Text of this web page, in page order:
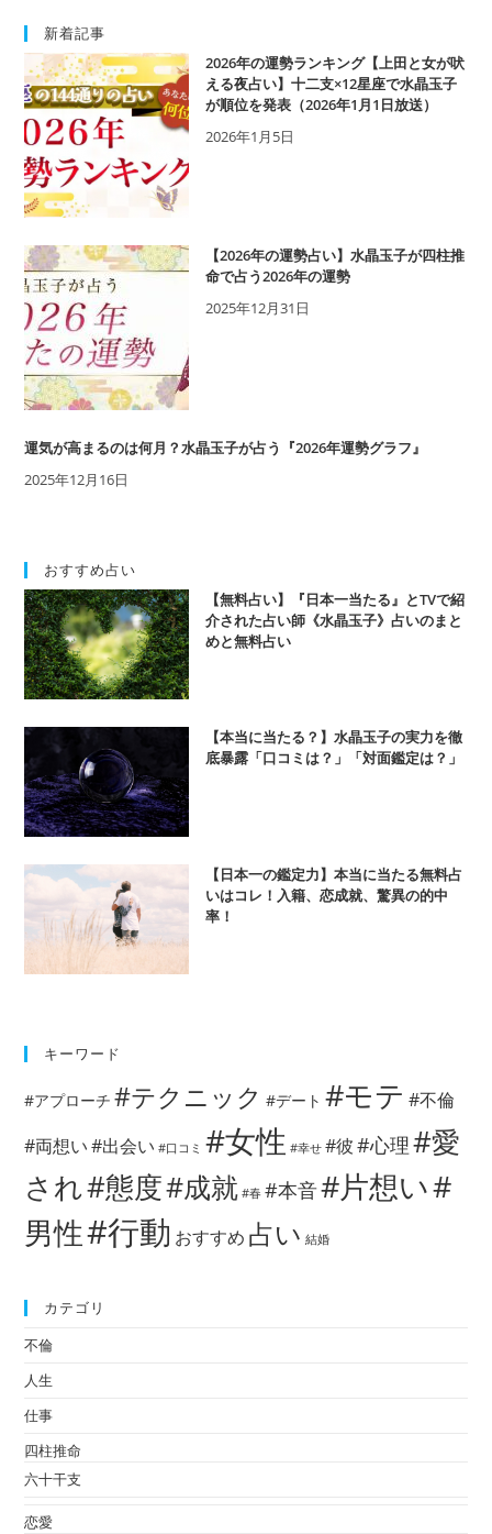
参考にして、どうか両想いを目指してくださ
い。
新着記事
2026年の運勢ランキング【上田と女が吠
える夜占い】十二支×12星座で水晶玉子
が順位を発表（2026年1月1日放送）
2026年1月5日
【2026年の運勢占い】水晶玉子が四柱推
命で占う2026年の運勢
2025年12月31日
運気が高まるのは何月？水晶玉子が占う『2026年運勢グラフ』
2025年12月16日
おすすめ占い
【無料占い】『日本一当たる』とTVで紹
介された占い師《水晶玉子》占いのまと
めと無料占い
【本当に当たる？】水晶玉子の実力を徹
底暴露「口コミは？」「対面鑑定は？」
【日本一の鑑定力】本当に当たる無料占
いはコレ！入籍、恋成就、驚異の的中
率！
キーワード
#アプローチ #テクニック #デート #モテ #不倫
#両想い#出会い #口コミ #女性 #幸せ #彼#心理#愛
され#態度#成就 #春 #本音#片想い#
男性#行動 おすすめ 占い 結婚
カテゴリ
不倫
人生
仕事
四柱推命
六十干支
恋愛